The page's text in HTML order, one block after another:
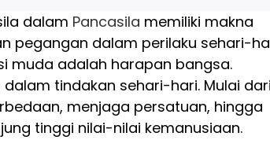
dalam Pancasila memiliki makna
pegangan dalam perilaku sehari-
muda adalah harapan bangsa.
tindakan sehari-hari. Mulai
menjaga persatuan, hingga
tinggi nilai-nilai kemanusiaan.